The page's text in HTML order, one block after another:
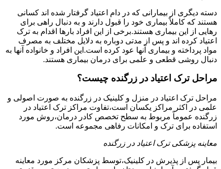
دسته دیگری از بیمارانی که در دام اعتیاد گرفتار شده اند کسانی
هستند که کاملاً بیماری خود را قبول دارند و به دنبال راهی برای
رهایی از این بیماری هستند.برخی از این افراد بارها اقدام به ترک
اعتیاد کرده اند و پس از مدتی دوباره به دلایل مختلف به مصرف
مواد پرداخته و بیماری آنها عود کرده است.این افراد و خانواده آنها به
دنبال روشی قطعی و علمی برای درمان بیماری هستند.
مراحل ترک اعتیاد در زرگنده چیست؟
مراحل ترک اعتیاد در منزل و کلینیک در زرگنده به صورت اصولی و
علمی در اکثر مراکز یکسان است،تفاوت مراکز ترک اعتیاد در
زرگنده عموماً مربوط به سطح تخصص کادر درمان،روش مورد
استفاده برای ترک و امکانات رفاهی مجموعه است.
معاینه پزشکی ترک اعتیاد در زرگنده
بیمار پس از پذیرش در کلینیک،توسط پزشکان مرکز مورد معاینه